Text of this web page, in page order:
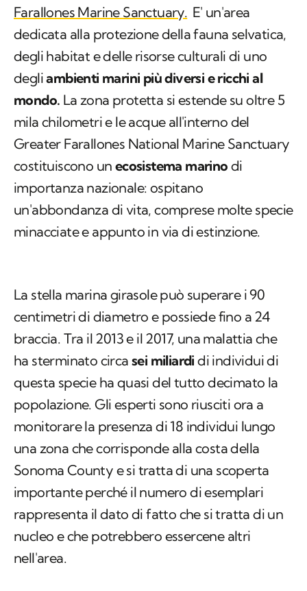
Farallones Marine Sanctuary. E' un'area
dedicata alla protezione della fauna selvatica,
degli habitat e delle risorse culturali di uno
degliambienti marini più diversi e ricchi al
mondo. La zona protetta si estende su oltre 5
mila chilometri e le acque all'interno del
Greater Farallones National Marine Sanctuary
costituiscono un ecosistema marino di
importanza nazionale: ospitano
un'abbondanza di vita, comprese molte specie
minacciate e appunto in via di estinzione.
La stella marina girasole può superare i 90
centimetri di diametro e possiede fino a 24
braccia. Tra il 2013 e il 2017, una malattia che
ha sterminato circa sei miliardi di individui di
questa specie ha quasi del tutto decimato la
popolazione. Gli esperti sono riusciti ora a
monitorare la presenza di 18 individui lungo
una zona che corrisponde alla costa della
Sonoma County e si tratta di una scoperta
importante perché il numero di esemplari
rappresenta il dato di fatto che si tratta di un
nucleo e che potrebbero essercene altri
nell'area.